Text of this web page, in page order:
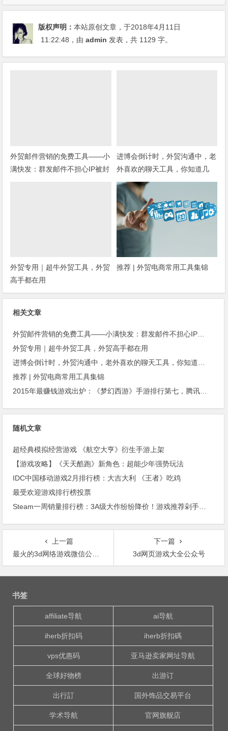
版权声明：本站原创文章，于2018年4月11日
11:22:48 ，由admin 发表，共 1129 字。
外贸邮件营销的免费工具——小
满快发：群发邮件不担心IP被封
进博会倒计时，外贸沟通中，老
外喜欢的聊天工具，你知道几
种？
外贸专用｜超牛外贸工具，外贸
高手都在用
推荐 | 外贸电商常用工具集锦
相关文章
外贸邮件营销的免费工具——小满快发：群发邮件不担心IP被封
外贸专用｜超牛外贸工具，外贸高手都在用
进博会倒计时，外贸沟通中，老外喜欢的聊天工具，你知道几种？
推荐 | 外贸电商常用工具集锦
2015年最赚钱游戏出炉：《梦幻西游》手游排行第七，腾讯总收入进前三
随机文章
超经典模拟经营游戏 《航空大亨》衍生手游上架
【游戏攻略】《天天酷跑》新角色：超能少年强势玩法
IDC中国移动游戏2月排行榜：大吉大利 《王者》吃鸡
最受欢迎游戏排行榜投票
Steam一周销量排行榜：3A级大作纷纷降价！游戏推荐剁手指南
上一篇
最火的3d网络游戏微信公众号
下一篇
3d网页游戏大全公众号
文
书签
affiliate导航 ai导航
iherb折扣码 iherb折扣碼
vps优惠码 亚马逊卖家网址导航
全球好物榜 出游订
出行訂 国外饰品交易平台
学术导航 官网旗舰店